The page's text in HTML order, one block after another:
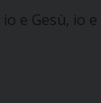
e Gesù, io e